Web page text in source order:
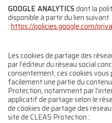
GOOGLE ANALYTICSdont la
disponible à partir du lien suivant
:https://policies.google.com/
Les cookies de partage des
par l’éditeur du réseau social
consentement, ces cookies
facilement une partie du
Protection, notamment par
applicatif de partage selon le
de cookies de partage des
site de CLEAS Protection :